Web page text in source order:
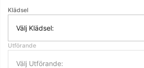
Klädsel
Välj Klädsel:
Utförande
Välj Utförande: